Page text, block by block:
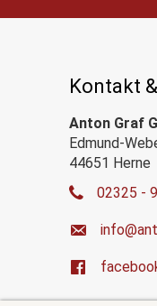
Kontakt
Anton Graf
Edmund-
44651 Herne
02325 -
ed.farg-